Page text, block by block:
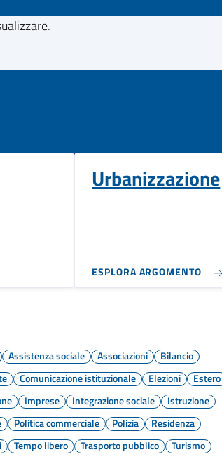
Urbanizzazione
ESPLORA ARGOMENTO
Assistenza sociale Associazioni
Bilancio
Comunicazione istituzionale Elezioni
Estero
Imprese Integrazione sociale
Istruzione
Politica commerciale Polizia
Residenza
Tempo libero Trasporto pubblico
Turismo